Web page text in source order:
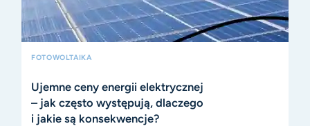
FOTOWOLTAIKA
Ujemne ceny energii elektrycznej
– jak często występują, dlaczego
i jakie są konsekwencje?